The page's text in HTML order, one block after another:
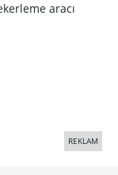
aracı
REKLAM